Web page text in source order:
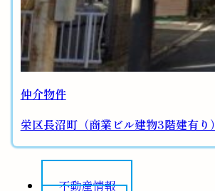
仲介物件
栄区長沼町（商業ビル建物3階建有り）
不動産情報